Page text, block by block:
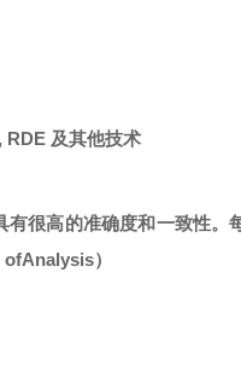
及其他技术
很高的准确度和一致性。
）